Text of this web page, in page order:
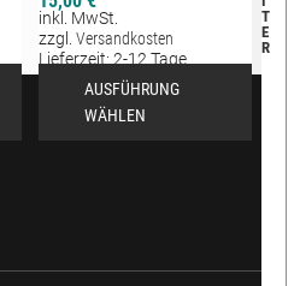
inkl. MwSt.
zzgl.Versandkosten
Lieferzeit:2-12 Tage
AUSFÜHRUNG
WÄHLEN
T
E
R